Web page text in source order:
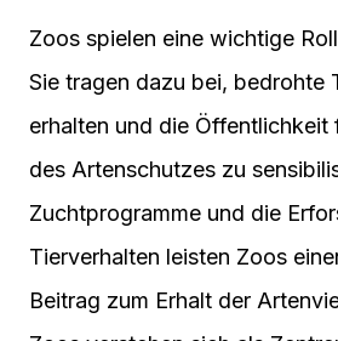
Zoos spielen eine wichtige
Sie tragen dazu bei, bedrohte
erhalten und die Öffentlichkeit
des Artenschutzes zu
Zuchtprogramme und die
Tierverhalten leisten Zoos
Beitrag zum Erhalt der